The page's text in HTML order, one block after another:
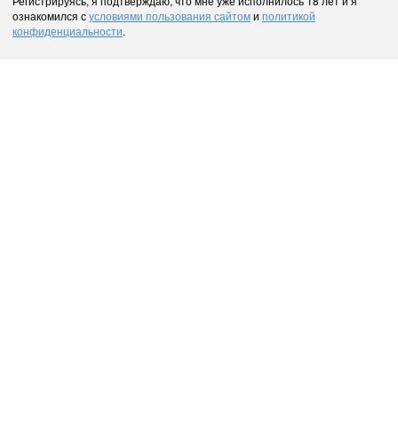
ознакомился сусловиями пользования сайтоми политикой
конфиденциальности.